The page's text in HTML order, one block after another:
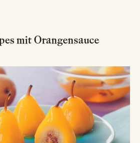
mit Orangensauce